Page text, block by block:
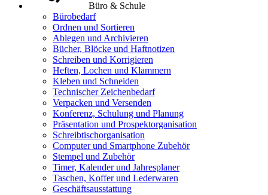
Büro & Schule
Bürobedarf
Ordnen und Sortieren
Ablegen und Archivieren
Bücher, Blöcke und Haftnotizen
Schreiben und Korrigieren
Heften, Lochen und Klammern
Kleben und Schneiden
Technischer Zeichenbedarf
Verpacken und Versenden
Konferenz, Schulung und Planung
Präsentation und Prospektorganisation
Schreibtischorganisation
Computer und Smartphone Zubehör
Stempel und Zubehör
Timer, Kalender und Jahresplaner
Taschen, Koffer und Lederwaren
Geschäftsausstattung